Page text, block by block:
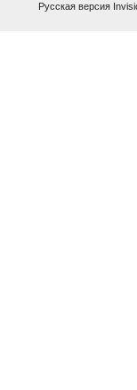
Русская версия